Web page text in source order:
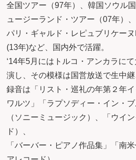
全国ツアー（97年）、韓国ソウル
ュージーランド・ツアー（07年）、
パリ・ギャルド・レピュブリケー
(13年)など、国内外で活躍。
‘14年5月にはトルコ・アンカラに
演し、その模様は国営放送で生中継
録音は「リスト・巡礼の年第２年
ワルツ」「ラプソディー・イン・ブ
（ソニーミュージック）、「ウイ
ド）、
「バーバー・ピアノ作品集」「南